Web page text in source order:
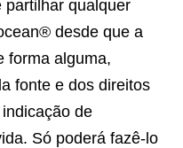
partilhar qualquer
desde que a
forma alguma,
fonte e dos direitos
de
Só poderá fazê-lo